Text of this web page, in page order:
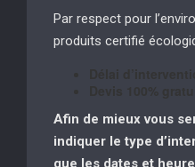
Par respect pour
produits certifié
Afin de mieux vous
indiquer le type
que les dates et